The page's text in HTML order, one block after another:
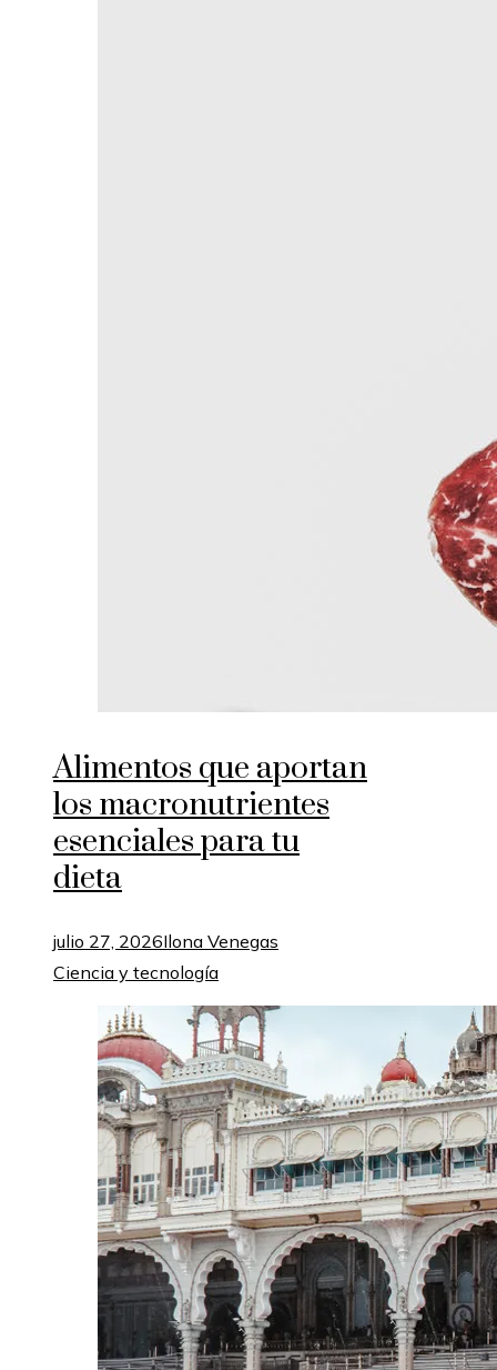
Alimentos que aportan
los macronutrientes
esenciales para tu
dieta
julio 27, 2026Ilona Venegas
Ciencia y tecnología